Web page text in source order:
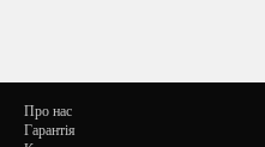
Про нас
Гарантія